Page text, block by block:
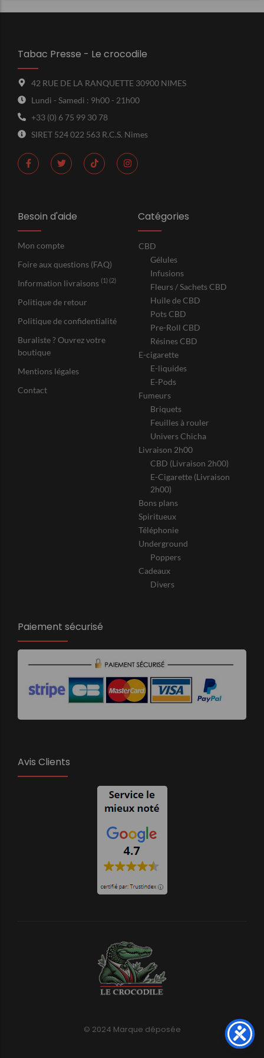
Tabac Presse - Le crocodile
42 RUE DE LA RANQUETTE 30900 NIMES
Lundi - Samedi : 9h00 - 21h00
+33 (0) 6 75 99 30 78
SIRET 524 022 563 R.C.S. Nimes
Besoin d'aide
Mon compte
Foire aux questions (FAQ)
Information livraisons (1) (2)
Politique de retour
Politique de confidentialité
Buraliste ? Ouvrez votre
boutique
Mentions légales
Contact
Catégories
CBD
Gélules
Infusions
Fleurs / Sachets CBD
Huile de CBD
Pots CBD
Pre-Roll CBD
Résines CBD
E-cigarette
E-liquides
E-Pods
Fumeurs
Briquets
Feuilles à rouler
Univers Chicha
Livraison 2h00
CBD (Livraison 2h00)
E-Cigarette (Livraison
2h00)
Bons plans
Spiritueux
Téléphonie
Underground
Poppers
Cadeaux
Divers
Paiement sécurisé
Avis Clients
© 2024 Marque déposée